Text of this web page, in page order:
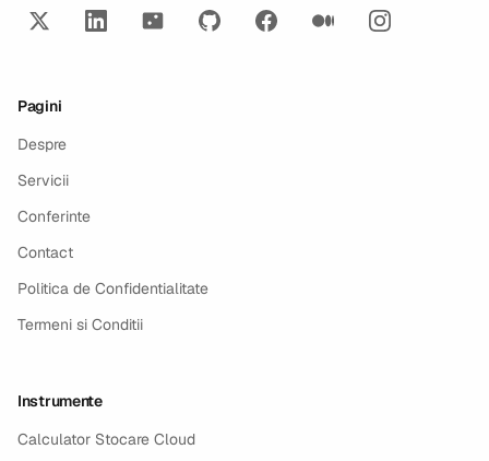
Pagini
Despre
Servicii
Conferinte
Contact
Politica de Confidentialitate
Termeni si Conditii
Instrumente
Calculator Stocare Cloud